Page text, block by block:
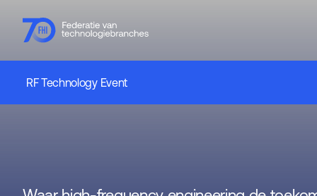
Leden
Branches
Kennishub
Activiteiten
Over FHI
RF Technology Event